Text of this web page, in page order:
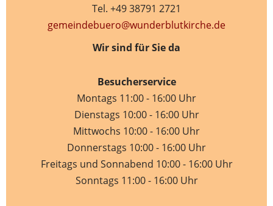
Tel. +49 38791 2721
gemeindebuero@wunderblutkirche.de
Wir sind für Sie da
Besucherservice
Montags 11:00 - 16:00 Uhr
Dienstags 10:00 - 16:00 Uhr
Mittwochs 10:00 - 16:00 Uhr
Donnerstags 10:00 - 16:00 Uhr
Freitags und Sonnabend 10:00 - 16:00 Uhr
Sonntags 11:00 - 16:00 Uhr